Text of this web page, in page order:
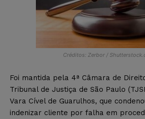
Créditos: Zerbor /
Foi mantida pela 4ª Câmara de
Tribunal de Justiça de São Paulo
Vara Cível de Guarulhos, que
indenizar cliente por falha em